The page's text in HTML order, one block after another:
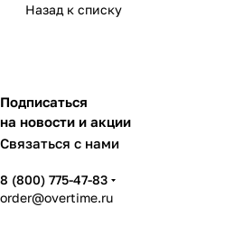
Назад к списку
Подписаться
на новости и акции
Связаться с нами
8 (800) 775-47-83
order@overtime.ru